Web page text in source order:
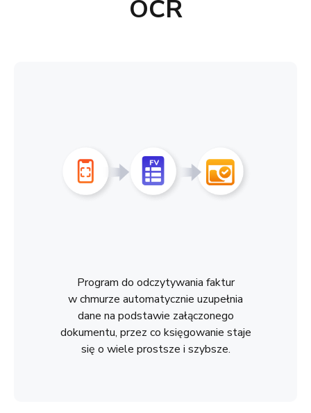
OCR
Program do odczytywania faktur
w chmurze automatycznie uzupełnia
dane na podstawie załączonego
dokumentu, przez co księgowanie staje
się o wiele prostsze i szybsze.